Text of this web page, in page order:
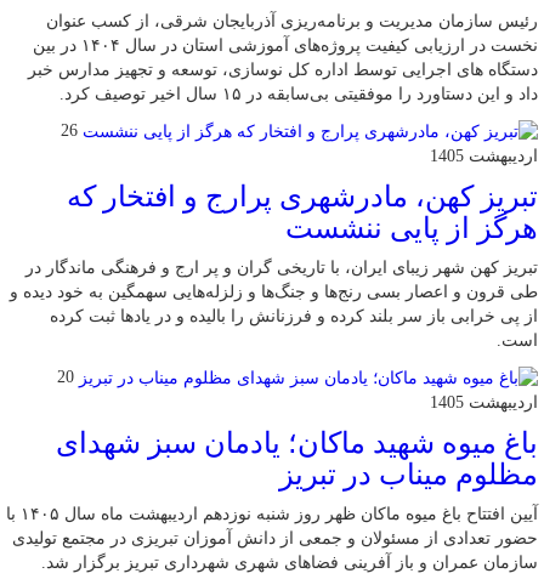
رئیس سازمان مدیریت و برنامه‌ریزی آذربایجان شرقی، از کسب عنوان
نخست در ارزیابی کیفیت پروژه‌های آموزشی استان در سال ۱۴۰۴ در بین
دستگاه های اجرایی توسط اداره کل نوسازی، توسعه و تجهیز مدارس خبر
داد و این دستاورد را موفقیتی بی‌سابقه در ۱۵ سال اخیر توصیف کرد.
26
اردیبهشت 1405
تبریز کهن، مادرشهری پرارج و افتخار که
هرگز از پایی ننشست
تبریز کهن شهر زیبای ایران، با تاریخی گران و پر ارج و فرهنگی ماندگار در
طی قرون و اعصار بسی رنج‌ها و جنگ‌ها و زلزله‌هایی سهمگین به خود دیده و
از پی خرابی باز سر بلند کرده و فرزنانش را بالیده و در یادها ثبت کرده
است.
20
اردیبهشت 1405
باغ میوه شهید ماکان؛ یادمان سبز شهدای
مظلوم میناب در تبریز
آیین افتتاح باغ میوه ماکان ظهر روز شنبه نوزدهم اردیبهشت ماه سال ۱۴۰۵ با
حضور تعدادی از مسئولان و جمعی از دانش آموزان تبریزی در مجتمع تولیدی
سازمان عمران و باز آفرینی فضاهای شهری شهرداری تبریز برگزار شد.